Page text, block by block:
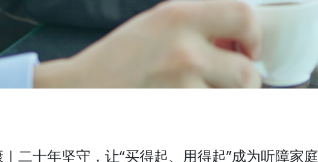
二十年坚守，让“买得起、用得起”成为听障家庭